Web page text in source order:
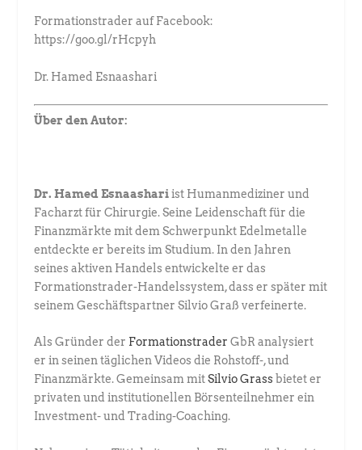
Formationstrader auf Facebook:
https://goo.gl/rHcpyh
Dr. Hamed Esnaashari
Über den Autor:
Dr. Hamed Esnaashariist Humanmediziner und
Facharzt für Chirurgie. ­Seine Leidenschaft für die
Finanzmärkte mit dem Schwerpunkt Edel­metalle
entdeckte er bereits im Studium. In den Jahren
seines aktiven Handels entwickelte er das
Formationstrader-Handelssystem, dass er später mit
seinem Geschäftspartner Silvio Graß verfeinerte.
Als Gründer der Formationstrader GbR analysiert
er in seinen täglichen ­Videos die Rohstoff-, und
Finanzmärkte. Gemeinsam mitSilvio Grass ­bietet er
privaten und institutionellen Börsenteilnehmer ein
Investment- und ­Trading-Coaching.